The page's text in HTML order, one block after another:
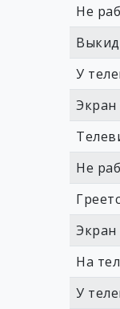
Не
У
Экран
Не
Экран
На
У